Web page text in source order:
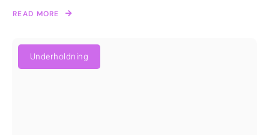
READ MORE
Underholdning